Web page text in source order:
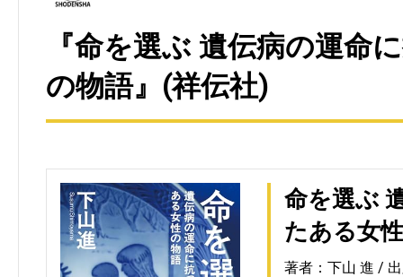
『命を選ぶ 遺伝病の運命
の物語』(祥伝社)
命を選ぶ
たある女
著者：下山 進